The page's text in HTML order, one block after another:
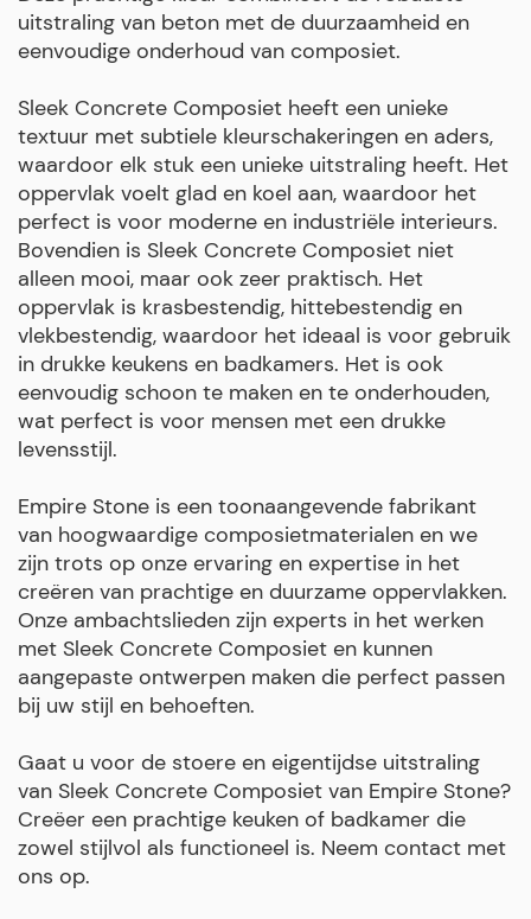
uitstraling van beton met de duurzaamheid en
eenvoudige onderhoud van composiet.
Sleek Concrete Composiet heeft een unieke
textuur met subtiele kleurschakeringen en aders,
waardoor elk stuk een unieke uitstraling heeft. Het
oppervlak voelt glad en koel aan, waardoor het
perfect is voor moderne en industriële interieurs.
Bovendien is Sleek Concrete Composiet niet
alleen mooi, maar ook zeer praktisch. Het
oppervlak is krasbestendig, hittebestendig en
vlekbestendig, waardoor het ideaal is voor gebruik
in drukke keukens en badkamers. Het is ook
eenvoudig schoon te maken en te onderhouden,
wat perfect is voor mensen met een drukke
levensstijl.
Empire Stone is een toonaangevende fabrikant
van hoogwaardige composietmaterialen en we
zijn trots op onze ervaring en expertise in het
creëren van prachtige en duurzame oppervlakken.
Onze ambachtslieden zijn experts in het werken
met Sleek Concrete Composiet en kunnen
aangepaste ontwerpen maken die perfect passen
bij uw stijl en behoeften.
Gaat u voor de stoere en eigentijdse uitstraling
van Sleek Concrete Composiet van Empire Stone?
Creëer een prachtige keuken of badkamer die
zowel stijlvol als functioneel is. Neem contact met
ons op.